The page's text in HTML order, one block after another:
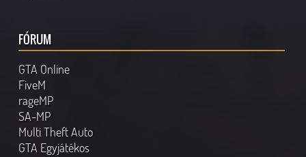
FÓRUM
GTA Online
FiveM
rageMP
SA-MP
Multi Theft Auto
GTA Egyjátékos